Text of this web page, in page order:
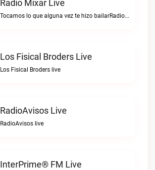
Radio Mixar Live
Tocamos lo que alguna vez te hizo bailarRadio Mixar live
Los Fisical Broders Live
Los Fisical Broders live
RadioAvisos Live
RadioAvisos live
InterPrime® FM Live